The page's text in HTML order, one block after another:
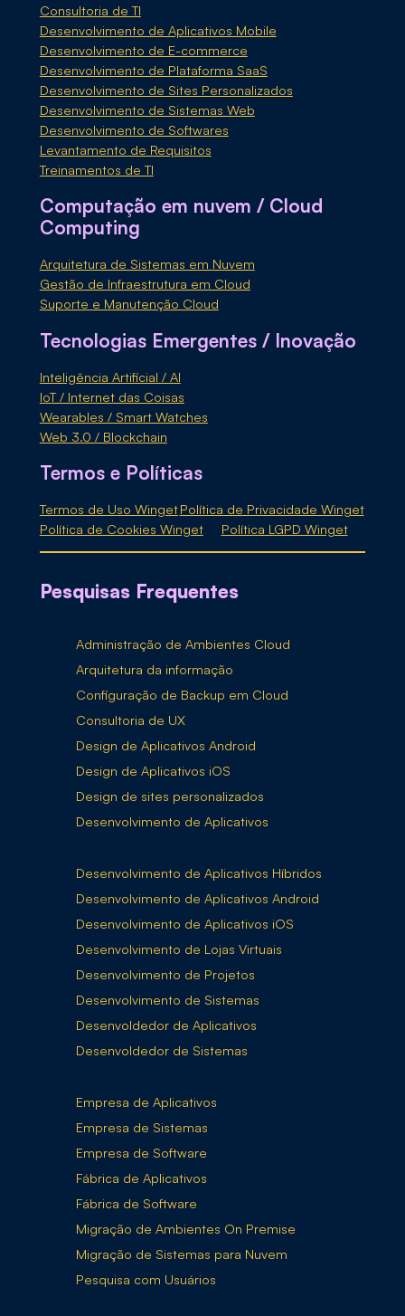
Consultoria de TI
Desenvolvimento de Aplicativos Mobile
Desenvolvimento de E-commerce
Desenvolvimento de Plataforma SaaS
Desenvolvimento de Sites Personalizados
Desenvolvimento de Sistemas Web
Desenvolvimento de Softwares
Levantamento de Requisitos
Treinamentos de TI
Computação em nuvem / Cloud
Computing
Arquitetura de Sistemas em Nuvem
Gestão de Infraestrutura em Cloud
Suporte e Manutenção Cloud
Tecnologias Emergentes / Inovação
Inteligência Artificial / AI
IoT / Internet das Coisas
Wearables / Smart Watches
Web 3.0 / Blockchain
Termos e Políticas
Termos de Uso WingetPolítica de Privacidade Winget
Política de Cookies Winget
Política LGPD Winget
Pesquisas Frequentes
Administração de Ambientes Cloud
Arquitetura da informação
Configuração de Backup em Cloud
Consultoria de UX
Design de Aplicativos Android
Design de Aplicativos iOS
Design de sites personalizados
Desenvolvimento de Aplicativos
Desenvolvimento de Aplicativos Híbridos
Desenvolvimento de Aplicativos Android
Desenvolvimento de Aplicativos iOS
Desenvolvimento de Lojas Virtuais
Desenvolvimento de Projetos
Desenvolvimento de Sistemas
Desenvoldedor de Aplicativos
Desenvoldedor de Sistemas
Empresa de Aplicativos
Empresa de Sistemas
Empresa de Software
Fábrica de Aplicativos
Fábrica de Software
Migração de Ambientes On Premise
Migração de Sistemas para Nuvem
Pesquisa com Usuários